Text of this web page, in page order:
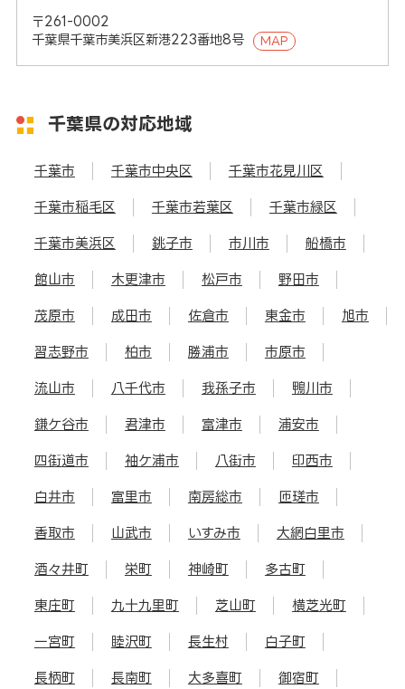
〒261-0002
千葉県千葉市美浜区新港223番地8号
MAP
千葉県の対応地域
千葉市 千葉市中央区 千葉市花見川区
千葉市稲毛区 千葉市若葉区 千葉市緑区
千葉市美浜区 銚子市 市川市 船橋市
館山市 木更津市 松戸市 野田市
茂原市 成田市 佐倉市 東金市 旭市
習志野市 柏市 勝浦市 市原市
流山市 八千代市 我孫子市 鴨川市
鎌ケ谷市 君津市 富津市 浦安市
四街道市 袖ケ浦市 八街市 印西市
白井市 富里市 南房総市 匝瑳市
香取市 山武市 いすみ市 大網白里市
酒々井町 栄町 神崎町 多古町
東庄町 九十九里町 芝山町 横芝光町
一宮町 睦沢町 長生村 白子町
長柄町 長南町 大多喜町 御宿町